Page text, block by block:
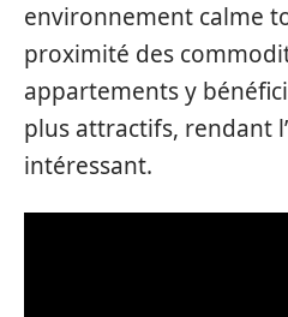
environnement calme
proximité des
appartements y
plus attractifs, rendant
intéressant.